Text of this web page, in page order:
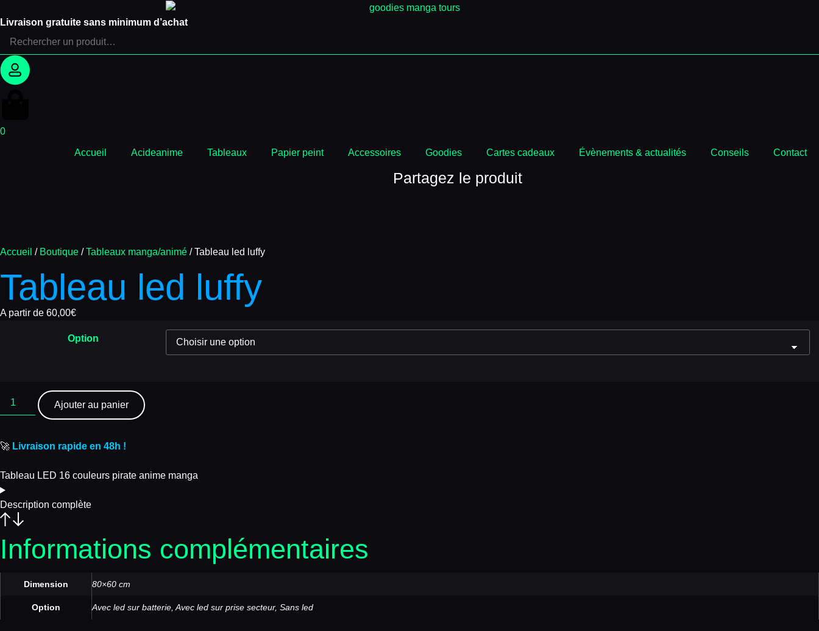
Livraison gratuite sans minimum d’achat
0
Accueil Acideanime Tableaux Papier peint Accessoires Goodies Cartes cadeaux Évènements & actualités Conseils Contact
Partagez le produit
Accueil / Boutique /Tableaux manga/animé / Tableau led luffy
Tableau led luffy
A partir de 60,00€
Option
Ajouter au panier
🚀 Livraison rapide en 48h !
Tableau LED 16 couleurs pirate anime manga
Description complète
Informations complémentaires
Dimension 80×60 cm
Option Avec led sur batterie, Avec led sur prise secteur, Sans led